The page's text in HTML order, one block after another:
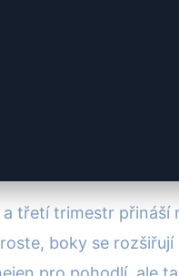
třetí trimestr přináší
boky se